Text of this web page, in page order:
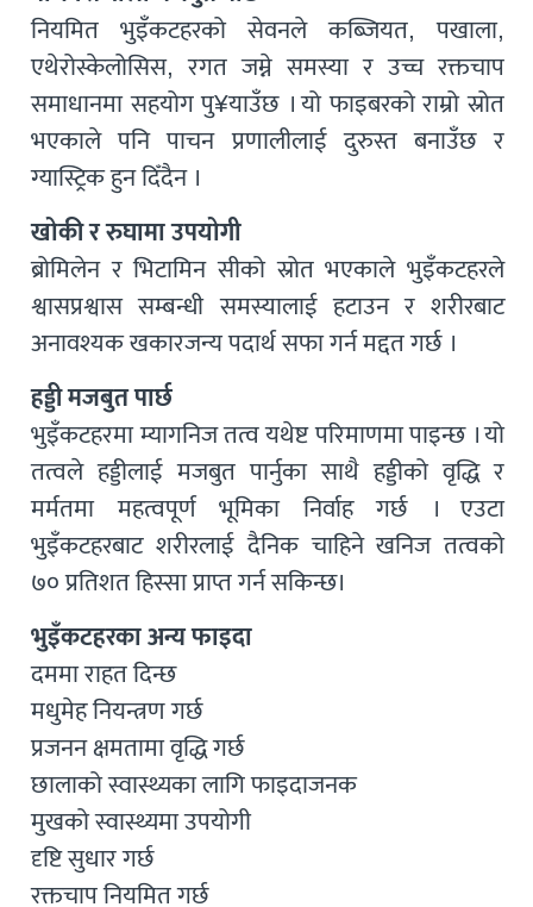
नियमित भुइँकटहरको सेवनले कब्जियत, पखाला,
एथेरोस्केलोसिस, रगत जम्ने समस्या र उच्च रक्तचाप
समाधानमा सहयोग पु¥याउँछ । यो फाइबरको राम्रो स्रोत
भएकाले पनि पाचन प्रणालीलाई दुरुस्त बनाउँछ र
ग्यास्ट्रिक हुन दिँदैन ।
खोकी र रुघामा उपयोगी
ब्रोमिलेन र भिटामिन सीको स्रोत भएकाले भुइँकटहरले
श्वासप्रश्वास सम्बन्धी समस्यालाई हटाउन र शरीरबाट
अनावश्यक खकारजन्य पदार्थ सफा गर्न मद्दत गर्छ ।
हड्डी मजबुत पार्छ
भुइँकटहरमा म्यागनिज तत्व यथेष्ट परिमाणमा पाइन्छ । यो
तत्वले हड्डीलाई मजबुत पार्नुका साथै हड्डीको वृद्धि र
मर्मतमा महत्वपूर्ण भूमिका निर्वाह गर्छ । एउटा
भुइँकटहरबाट शरीरलाई दैनिक चाहिने खनिज तत्वको
७० प्रतिशत हिस्सा प्राप्त गर्न सकिन्छ।
भुइँकटहरका अन्य फाइदा
दममा राहत दिन्छ
मधुमेह नियन्त्रण गर्छ
प्रजनन क्षमतामा वृद्धि गर्छ
छालाको स्वास्थ्यका लागि फाइदाजनक
मुखको स्वास्थ्यमा उपयोगी
दृष्टि सुधार गर्छ
रक्तचाप नियमित गर्छ